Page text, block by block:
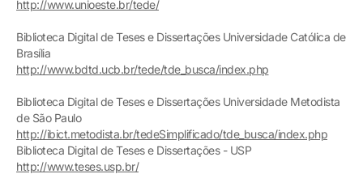
http://www.unioeste.br/tede/
Biblioteca Digital de Teses e Dissertações Universidade Católica de
Brasília
http://www.bdtd.ucb.br/tede/tde_busca/index.php
Biblioteca Digital de Teses e Dissertações Universidade Metodista
de São Paulo
http://ibict.metodista.br/tedeSimplificado/tde_busca/index.php
Biblioteca Digital de Teses e Dissertações - USP
http://www.teses.usp.br/